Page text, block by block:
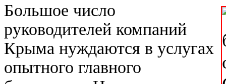
Большое число
руководителей компаний
Крыма нуждаются в услугах
опытного главного